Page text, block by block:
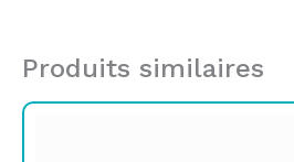
Produits similaires